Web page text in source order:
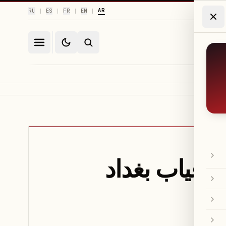
AR
|
EN
|
FR
|
ES
|
RU
الجزائر تعلن قائمة أولية لكأس العالم 2026 مع غياب بغداد